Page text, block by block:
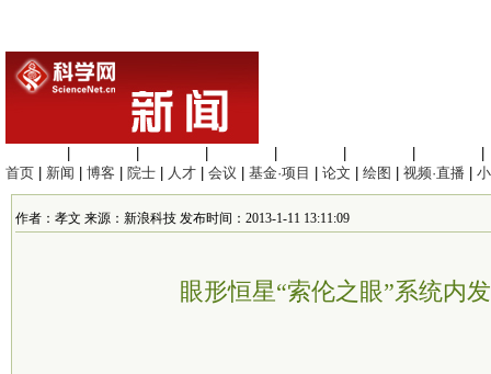
首页
新闻 博客 院士 人才 会议 基金·项目 论文 绘图 视频·直播
作者：孝文 来源：新浪科技 发布时间：2013-1-11 13:11:09
眼形恒星“索伦之眼”系统内